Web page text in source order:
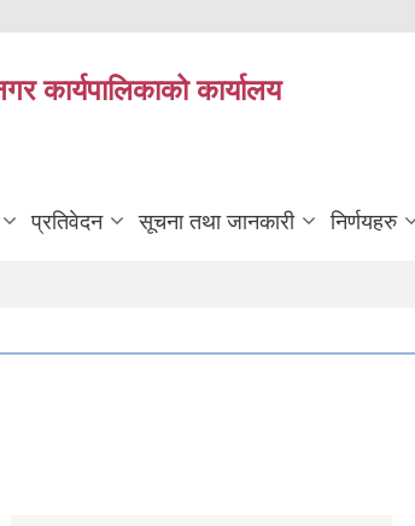
कार्यपालिकाको कार्यालय
प्रतिवेदन सूचना तथा जानकारी निर्णयहरु